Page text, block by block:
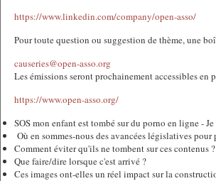
https://www.linkedin.com/company/open-asso/
Pour toute question ou suggestion de thème, une
causeries@open-asso.org
Les émissions seront prochainement accessibles en
https://www.open-asso.org/
SOS mon enfant est tombé sur du porno en ligne -
Où en sommes-nous des avancées législatives
Comment éviter qu'ils ne tombent sur ces contenus ?
Que faire/dire lorsque c'est arrivé ?
Ces images ont-elles un réel impact sur la